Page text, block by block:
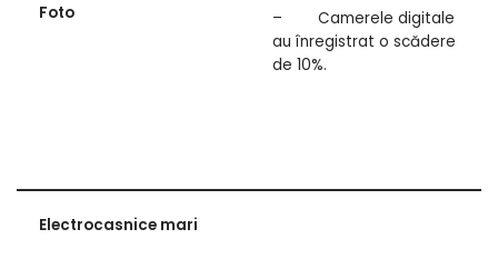
Foto
– Camerele digitale
au înregistrat o scădere
de 10%.
Electrocasnice mari